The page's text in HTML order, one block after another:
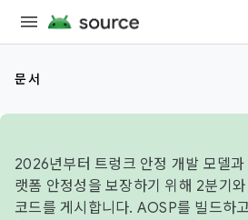
문서
2026년부터 트렁크 안정 개발 모델
랫폼 안정성을 보장하기 위해 2분기
코드를 게시합니다. AOSP를 빌드하